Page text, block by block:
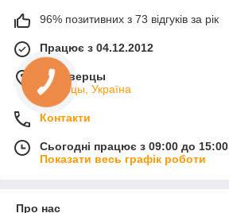
96% позитивних з 73 відгуків за рік
Працює з 04.12.2012
м. Киверцы
Киверцы, Україна
Контакти
Сьогодні працює з 09:00 до 15:00
Показати весь графік роботи
Про нас